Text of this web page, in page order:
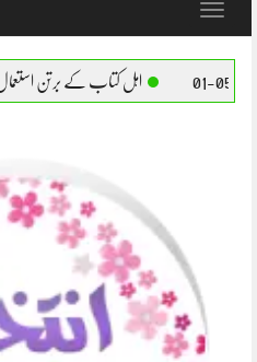
Toggle
کے برتن استعمال کرنے کا بیان – مولانا ابو